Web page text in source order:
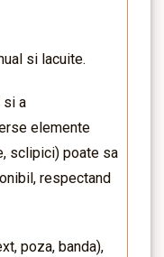
si lacuite.
si a
elemente
sclipici) poate sa
respectand
poza, banda),